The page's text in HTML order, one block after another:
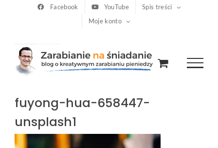
Facebook YouTube
Spis treści
Moje konto
fuyong-hua-658447-
unsplash1